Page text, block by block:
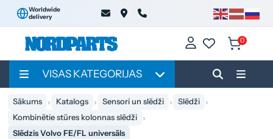
Worldwide
delivery
0
VISAS KATEGORIJAS
Sākums Katalogs Sensori un slēdži
Slēdži
Kombinētie stūres kolonnas slēdži
Slēdzis Volvo FE/FL universāls